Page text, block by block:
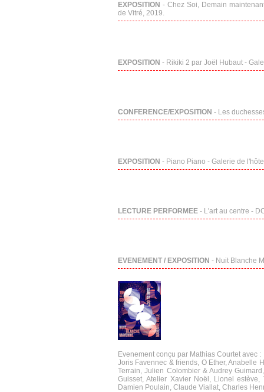
EXPOSITION - Chez Soi, Demain
de Vitré, 2019.
EXPOSITION - Rikiki 2 par Joël Hubaut -
CONFERENCE/EXPOSITION - Les
EXPOSITION - Piano Piano - Galerie de
LECTURE PERFORMEE - L'art au centre -
EVENEMENT / EXPOSITION - Nuit Blanche
Evenement conçu par Mathias Courtet avec :
Joris Favennec & friends, O Ether, Anabelle
Terrain, Julien Colombier & Audrey
Guisset, Atelier Xavier Noël, Lionel
Damien Poulain, Claude Viallat, Charles